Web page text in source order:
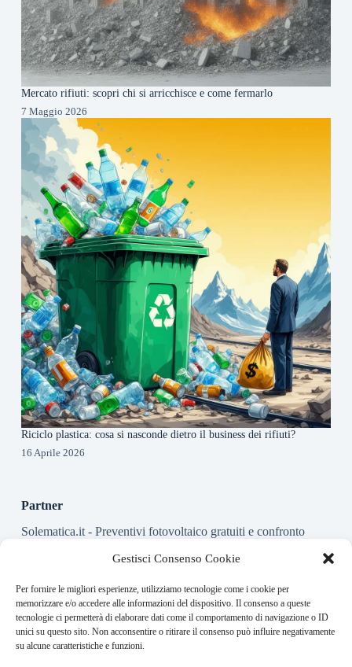
Gestisci Consenso Cookie
Per fornire le migliori esperienze, utilizziamo tecnologie come i cookie per
memorizzare e/o accedere alle informazioni del dispositivo. Il consenso a queste
tecnologie ci permetterà di elaborare dati come il comportamento di navigazione o ID
unici su questo sito. Non acconsentire o ritirare il consenso può influire negativamente
su alcune caratteristiche e funzioni.
Mercato rifiuti: scopri chi si arricchisce e come fermarlo
7 Maggio 2026
Riciclo plastica: cosa si nasconde dietro il business dei rifiuti?
16 Aprile 2026
Partner
Solematica.it- Preventivi fotovoltaico gratuiti e confronto
About this website
Energy-Bullet.it ogni giorno trova per te le notizie più rilevanti
in ambito finanziario.